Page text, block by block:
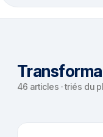
46 articles · triés du